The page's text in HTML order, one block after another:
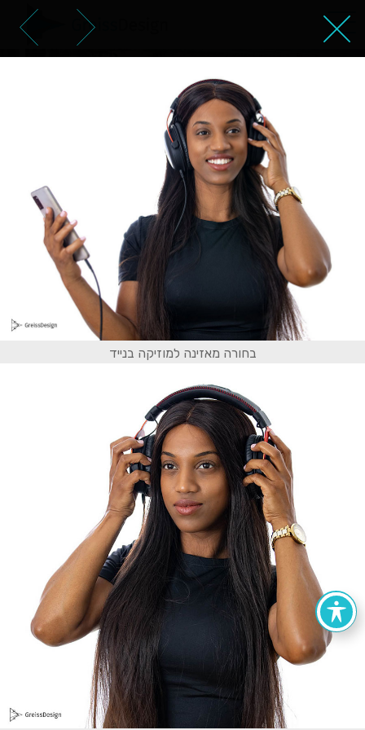
צילומי סטודיו של אישה שחורה
מדגמנת מצבים שונים
בחורה מאזינה למוזיקה בנייד
הצהרת נגישות אתרים מומלצים מפת אתר
צור קשר
קישורים של גרייס דיזיין
כל הזכויות שמורות © גרייס דיזיין - מיתוג, עיצוב לדיגיטל ולפרינט, קורס
גרפיקה